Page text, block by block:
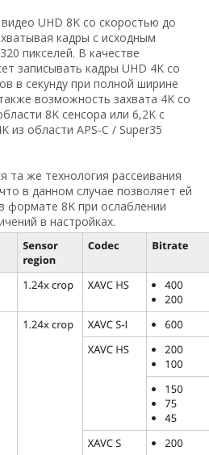
UHD 8K со скоростью до
кадры с исходным
пикселей. В качестве
записывать кадры UHD 4K со
в секунду при полной ширине
возможность захвата 4K со
8K сенсора или 6,2K с
из области APS-C / Super35
та же технология рассеивания
в данном случае позволяет ей
формате 8K при ослаблении
в настройках.